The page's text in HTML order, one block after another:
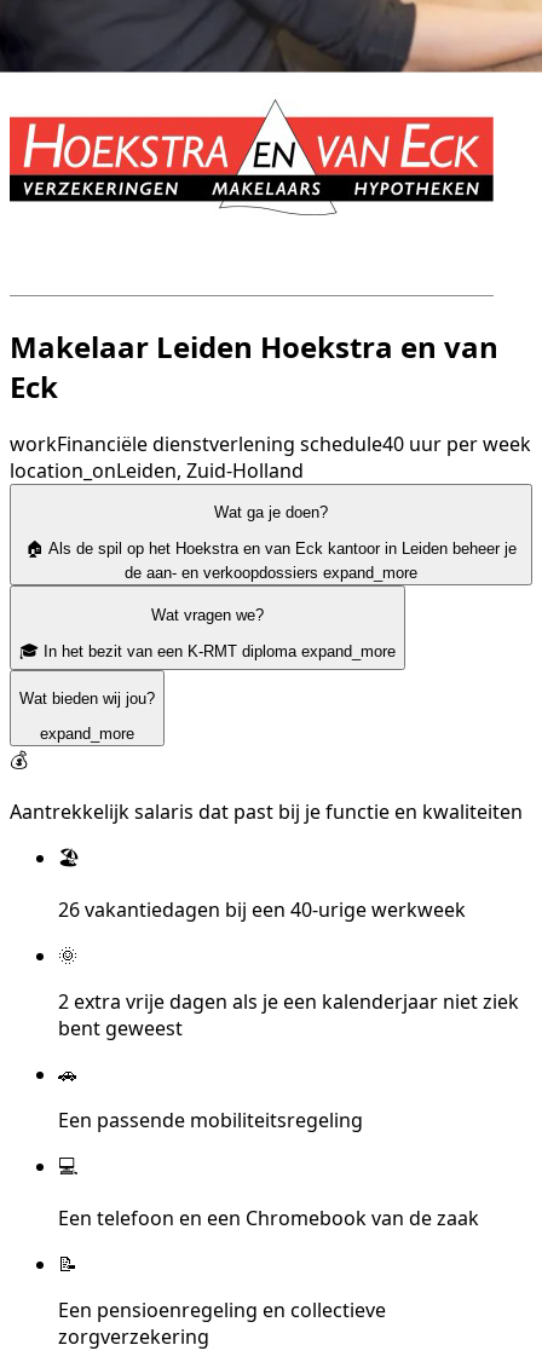
Makelaar Leiden Hoekstra en van
Eck
workFinanciële dienstverlening schedule40 uur per week
location_onLeiden, Zuid-Holland
Wat ga je doen?
🏠 Als de spil op het Hoekstra en van Eck kantoor in Leiden beheer je
de aan- en verkoopdossiers expand_more
Wat vragen we?
🎓 In het bezit van een K-RMT diploma expand_more
Wat bieden wij jou?
expand_more
💰
Aantrekkelijk salaris dat past bij je functie en kwaliteiten
🏖️
26 vakantiedagen bij een 40-urige werkweek
🌞
2 extra vrije dagen als je een kalenderjaar niet ziek
bent geweest
🚗
Een passende mobiliteitsregeling
💻
Een telefoon en een Chromebook van de zaak
📝
Een pensioenregeling en collectieve
zorgverzekering